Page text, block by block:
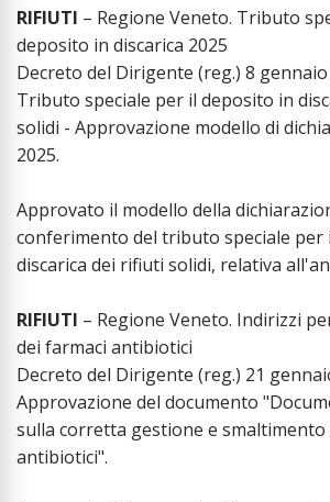
RIFIUTI – Regione Veneto. Tributo
deposito in discarica 2025
Decreto del Dirigente (reg.) 8 gennaio
Tributo speciale per il deposito in
solidi - Approvazione modello di
2025.
Approvato il modello della
conferimento del tributo speciale per
discarica dei rifiuti solidi, relativa
RIFIUTI – Regione Veneto. Indirizzi
dei farmaci antibiotici
Decreto del Dirigente (reg.) 21
Approvazione del documento
sulla corretta gestione e smaltimento
antibiotici".